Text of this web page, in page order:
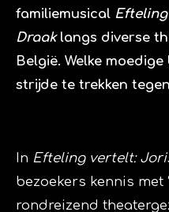
familiemusical
Draaklangs diverse
België. Welke
strijde te trekken
In Efteling vertelt:
bezoekers kennis met
rondreizend